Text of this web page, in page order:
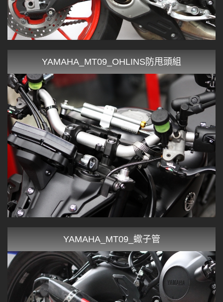
YAMAHA_MT09_OHLINS防甩頭組
YAMAHA_MT09_蠍子管